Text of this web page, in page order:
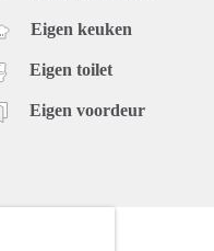
Eigen keuken
Eigen toilet
Eigen voordeur